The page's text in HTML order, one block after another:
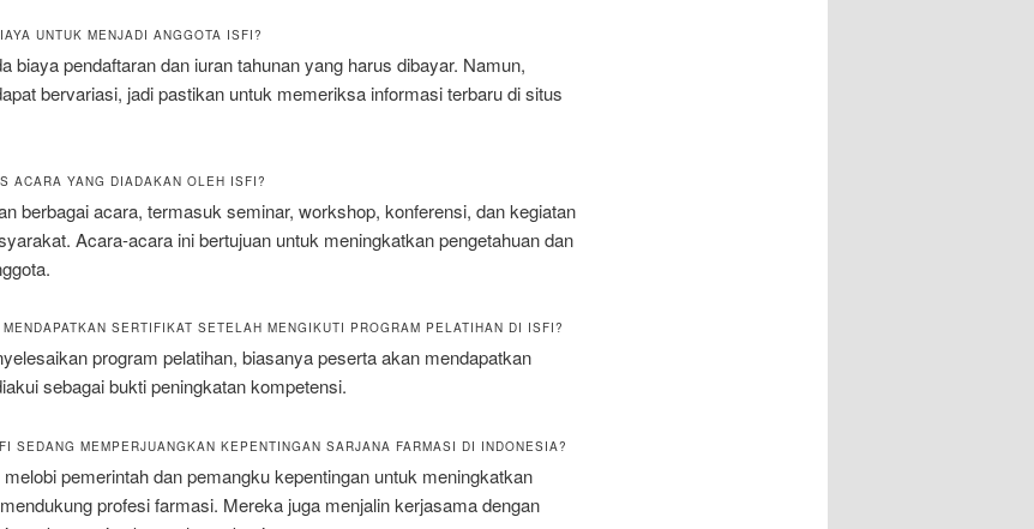
UNTUK MENJADI ANGGOTA ISFI?
biaya pendaftaran dan iuran tahunan yang harus dibayar. Namun,
bervariasi, jadi pastikan untuk memeriksa informasi terbaru di situs
ACARA YANG DIADAKAN OLEH ISFI?
berbagai acara, termasuk seminar, workshop, konferensi, dan kegiatan
Acara-acara ini bertujuan untuk meningkatkan pengetahuan dan
SERTIFIKAT SETELAH MENGIKUTI PROGRAM PELATIHAN DI ISFI?
program pelatihan, biasanya peserta akan mendapatkan
sebagai bukti peningkatan kompetensi.
SEDANG MEMPERJUANGKAN KEPENTINGAN SARJANA FARMASI DI INDONESIA?
pemerintah dan pemangku kepentingan untuk meningkatkan
profesi farmasi. Mereka juga menjalin kerjasama dengan